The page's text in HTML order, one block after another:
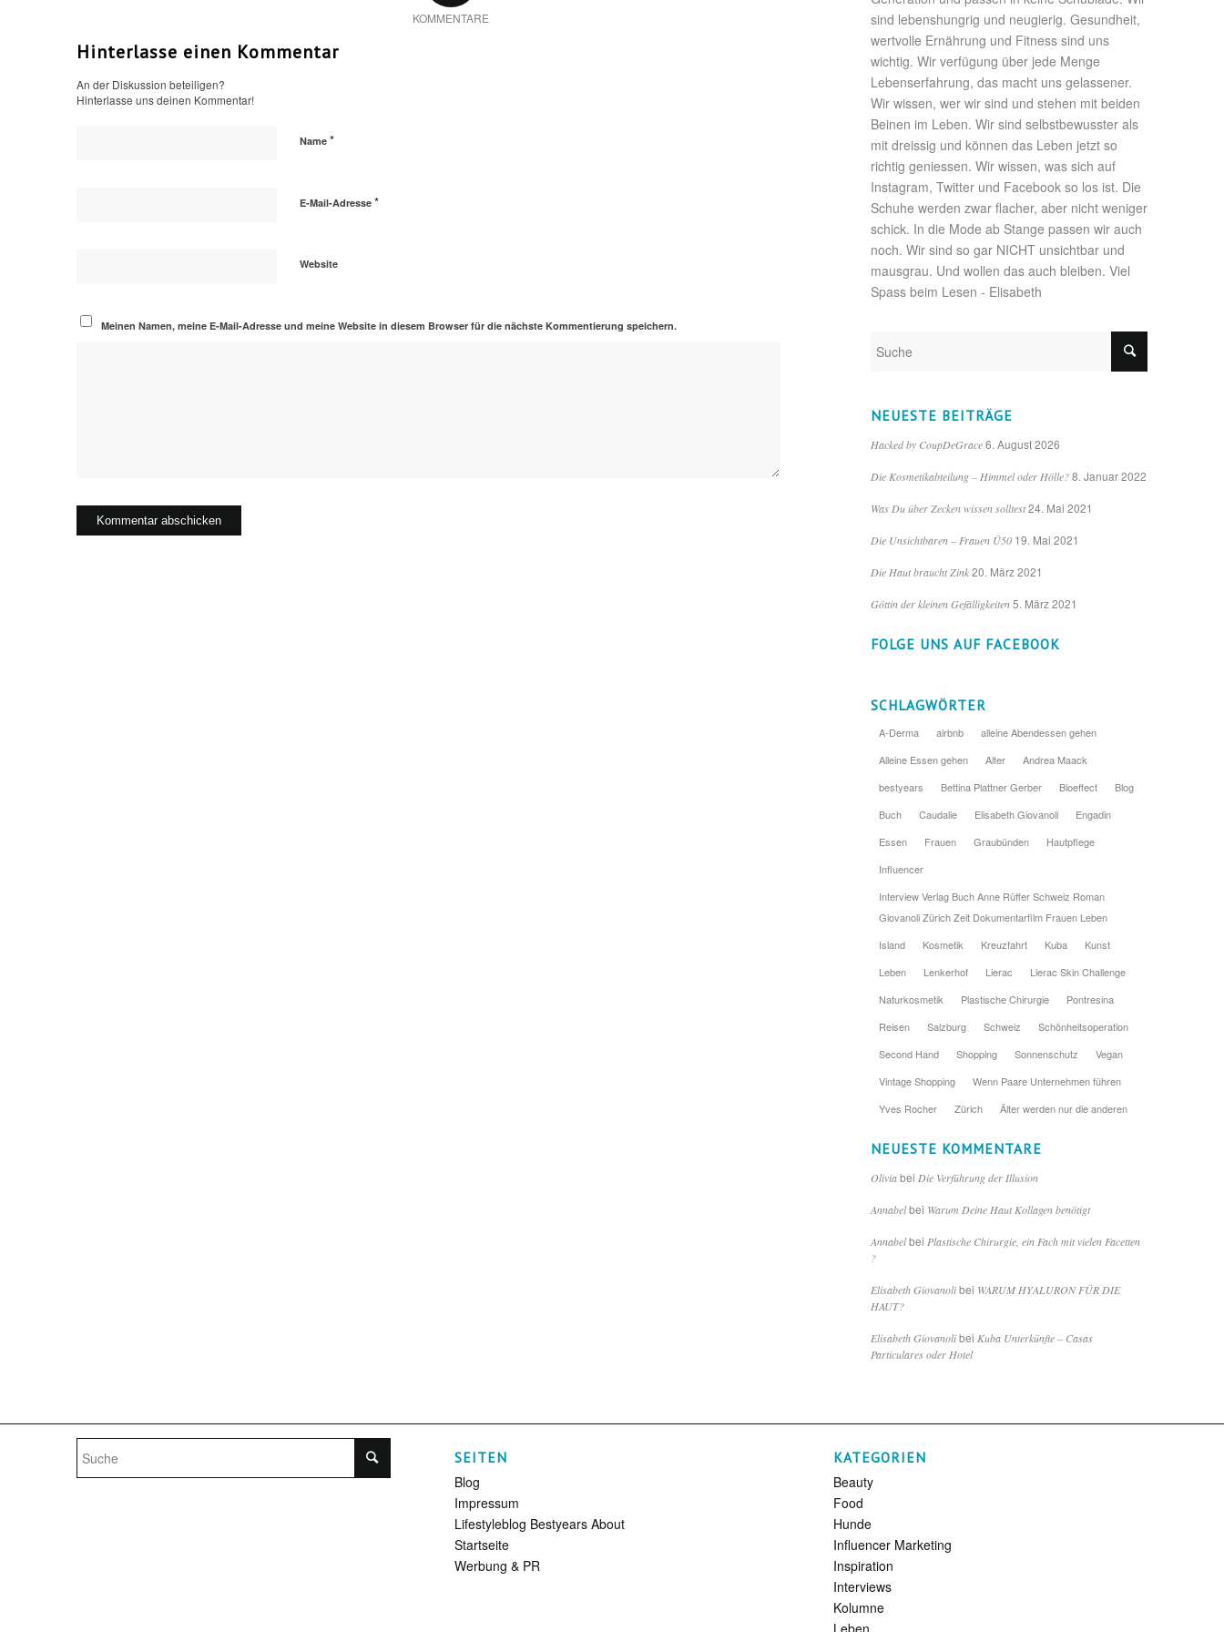
KOMMENTARE
Hinterlasse einen Kommentar
An der Diskussion beteiligen?
Hinterlasse uns deinen Kommentar!
Name *
E-Mail-Adresse *
Website
Meinen Namen, meine E-Mail-Adresse und meine Website in diesem Browser für die nächste Kommentierung speichern.
sind lebenshungrig und neugierig. Gesundheit,
wertvolle Ernährung und Fitness sind uns
wichtig. Wir verfügung über jede Menge
Lebenserfahrung, das macht uns gelassener.
Wir wissen, wer wir sind und stehen mit beiden
Beinen im Leben. Wir sind selbstbewusster als
mit dreissig und können das Leben jetzt so
richtig geniessen. Wir wissen, was sich auf
Instagram, Twitter und Facebook so los ist. Die
Schuhe werden zwar flacher, aber nicht weniger
schick. In die Mode ab Stange passen wir auch
noch. Wir sind so gar NICHT unsichtbar und
mausgrau. Und wollen das auch bleiben. Viel
Spass beim Lesen - Elisabeth
NEUESTE BEITRÄGE
Hacked by CoupDeGrace 6. August 2026
Die Kosmetikabteilung – Himmel oder Hölle? 8. Januar 2022
Was Du über Zecken wissen solltest 24. Mai 2021
Die Unsichtbaren – Frauen Ü50 19. Mai 2021
Die Haut braucht Zink 20. März 2021
Göttin der kleinen Gefälligkeiten 5. März 2021
FOLGE UNS AUF FACEBOOK
SCHLAGWÖRTER
A-Derma airbnb
alleine Abendessen gehen
Alleine Essen gehen
Alter
Andrea Maack
bestyears
Bettina Plattner Gerber Bioeffect
Blog
Buch
Caudalie Elisabeth Giovanoli
Engadin
Essen
Frauen Graubünden
Hautpflege
Influencer
Interview Verlag Buch Anne Rüffer Schweiz Roman
Giovanoli Zürich Zeit Dokumentarfilm Frauen Leben
Island
Kosmetik Kreuzfahrt Kuba
Kunst
Leben
Lenkerhof Lierac
Lierac Skin Challenge
Naturkosmetik
Plastische Chirurgie
Pontresina
Reisen
Salzburg Schweiz
Schönheitsoperation
Second Hand
Shopping Sonnenschutz
Vegan
Vintage Shopping
Wenn Paare Unternehmen führen
Yves Rocher
Zürich Älter werden nur die anderen
NEUESTE KOMMENTARE
Oliviabei Die Verführung der Illusion
Annabelbei Warum Deine Haut Kollagen benötigt
Annabelbei Plastische Chirurgie, ein Fach mit vielen Facetten
?
Elisabeth Giovanolibei WARUM HYALURON FÜR DIE
HAUT?
Elisabeth Giovanolibei Kuba Unterkünfte – Casas
Particulares oder Hotel
SEITEN
Blog
Impressum
Lifestyleblog Bestyears About
Startseite
Werbung & PR
KATEGORIEN
Beauty
Food
Hunde
Influencer Marketing
Inspiration
Interviews
Kolumne
Leben